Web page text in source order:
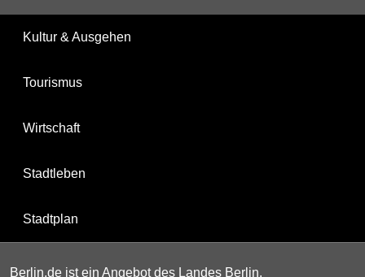
Kultur & Ausgehen
Tourismus
Wirtschaft
Stadtleben
Stadtplan
Berlin.de ist ein Angebot des Landes Berlin.